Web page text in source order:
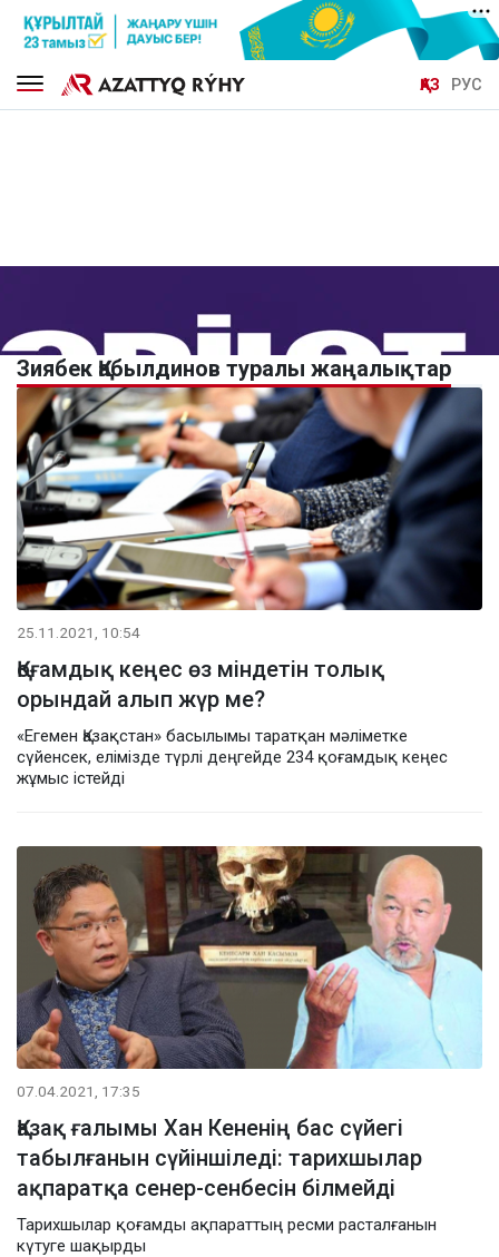
ҚАЗ РУС
Зиябек Қабылдинов туралы жаңалықтар
25.11.2021, 10:54
Қоғамдық кеңес өз міндетін толық
орындай алып жүр ме?
«Егемен Қазақстан» басылымы таратқан мәліметке
сүйенсек, елімізде түрлі деңгейде 234 қоғамдық кеңес
жұмыс істейді
07.04.2021, 17:35
Қазақ ғалымы Хан Кененің бас сүйегі
табылғанын сүйіншіледі: тарихшылар
ақпаратқа сенер-сенбесін білмейді
Тарихшылар қоғамды ақпараттың ресми расталғанын
күтуге шақырды